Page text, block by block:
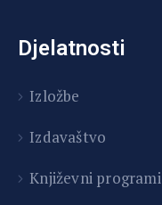
Djelatnosti
Izložbe
Izdavaštvo
Književni programi